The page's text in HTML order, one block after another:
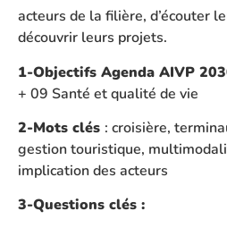
acteurs de la filière, d’écouter
découvrir leurs projets.
1-Objectifs Agenda AIVP
+ 09 Santé et qualité de vie
2-Mots clés : croisière,
gestion touristique,
implication des acteurs
3-Questions clés :